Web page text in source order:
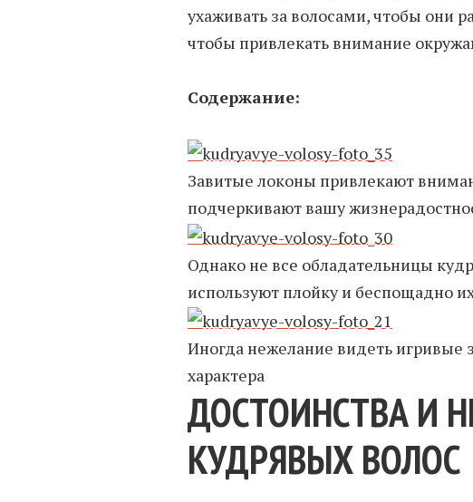
ухаживать за волосами, чтобы они
чтобы привлекать внимание
Содержание:
Завитые локоны привлекают
подчеркивают вашу
Однако не все обладательницы
используют плойку и беспощадно
Иногда нежелание видеть игривые
характера
ДОСТОИНСТВА И
КУДРЯВЫХ ВОЛОС